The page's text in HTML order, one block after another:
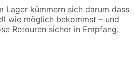
Lager kümmern sich darum dass
wie möglich bekommst – und
Retouren sicher in Empfang.